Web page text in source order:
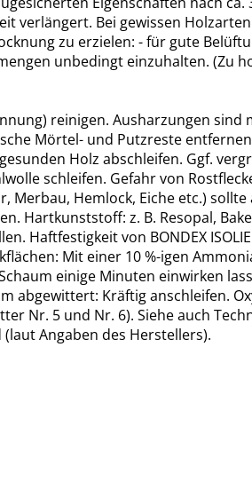
Bei gewissen Holzarten
zu erzielen: - für gute
unbedingt einzuhalten. (Zu
reinigen. Ausharzungen sind
Mörtel- und Putzreste
Holz abschleifen. Ggf.
schleifen. Gefahr von
Hemlock, Eiche etc.) sollte
Hartkunststoff: z. B. Resopal,
Haftfestigkeit von BONDEX
Mit einer 10 %-igen
einige Minuten einwirken
abgewittert: Kräftig anschleifen.
Nr. 5 und Nr. 6). Siehe auch
(laut Angaben des Herstellers).